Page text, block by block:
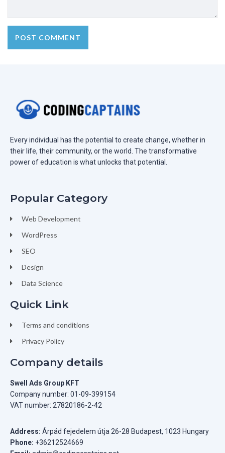
Every individual has the potential to create change, whether in
their life, their community, or the world. The transformative
power of education is what unlocks that potential.
Popular Category
Web Development
WordPress
SEO
Design
Data Science
Quick Link
Terms and conditions
Privacy Policy
Company details
Swell Ads Group KFT
Company number: 01-09-399154
VAT number: 27820186-2-42
Address: Árpád fejedelem útja 26-28 Budapest, 1023 Hungary
Phone: +36212524669